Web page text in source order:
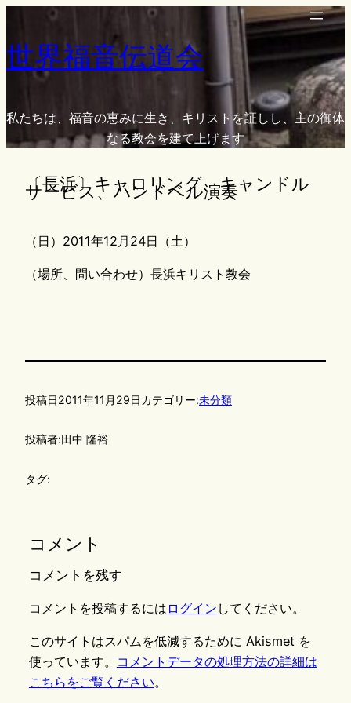
を
ッ
世界福音伝道会
私たちは、福音の恵みに生き、キリストを証しし、主の御体
なる教会を建て上げます
〔長浜〕キャロリング、キャンドル
サービス、ハンドベル演奏
（日）2011年12月24日（土）
（場所、問い合わせ）長浜キリスト教会
投稿日2011年11月29日カテゴリー:未分類
投稿者:田中 隆裕
タグ:
コメント
コメントを残す
コメントを投稿するには ログイン してください。
このサイトはスパムを低減するために Akismet を
使っています。
コメントデータの処理方法の詳細は
こちらをご覧ください。